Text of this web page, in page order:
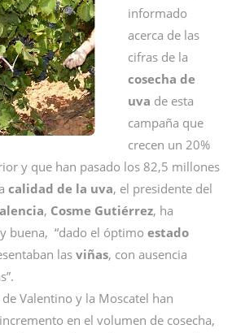
informado
acerca de las
cifras de la
cosecha de
uva de esta
campaña que
crecen un 20%
y que han pasado los 82,5 millones
calidad de la uva, el presidente del
, Cosme Gutiérrez, ha
buena, “dado el óptimo estado
lasviñas, con ausencia
Valentino y la Moscatel han
en el volumen de cosecha,